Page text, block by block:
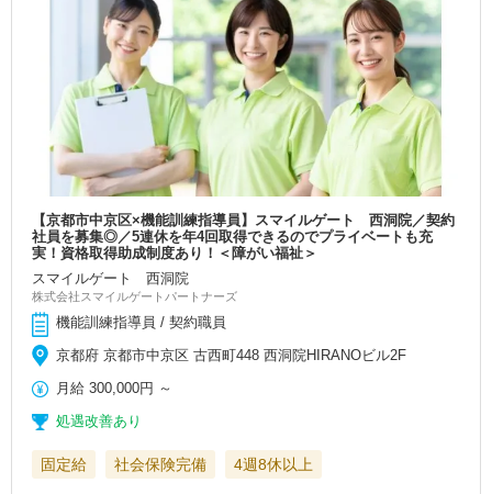
【京都市中京区×機能訓練指導員】スマイルゲート 西洞院／契約
社員を募集◎／5連休を年4回取得できるのでプライベートも充
実！資格取得助成制度あり！＜障がい福祉＞
スマイルゲート 西洞院
株式会社スマイルゲートパートナーズ
機能訓練指導員 / 契約職員
京都府 京都市中京区 古西町448 西洞院HIRANOビル2F
月給 300,000円 ～
処遇改善あり
固定給 社会保険完備 4週8休以上